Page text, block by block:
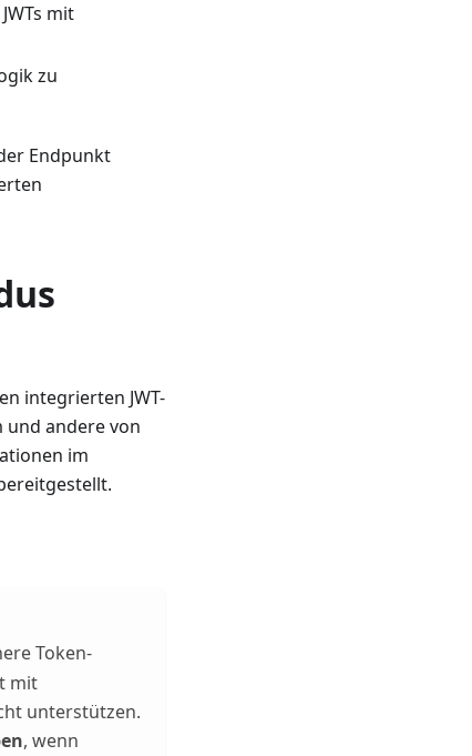
mit
zu
Endpunkt
integrierten JWT-
und andere von
im
Token-
mit
unterstützen.
, wenn